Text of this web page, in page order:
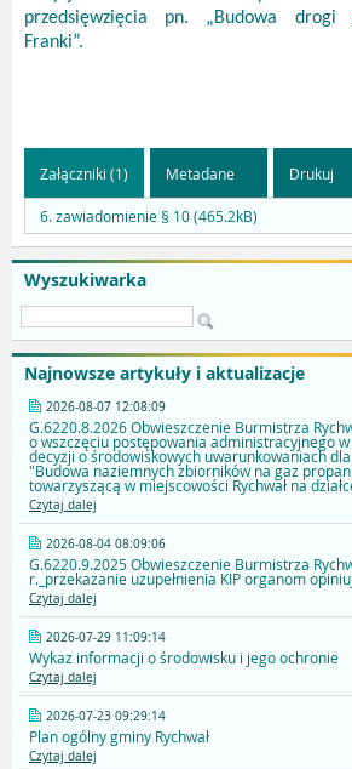
Wyszukiwarka
Najnowsze artykuły i aktualizacje
2026-08-07 12:08:09
G.6220.8.2026 Obwieszczenie Burmistrza
o wszczęciu postępowania administracyjnego
decyzji o środowiskowych uwarunkowaniach
"Budowa naziemnych zbiorników na gaz
towarzyszącą w miejscowości Rychwał na
Czytaj dalej
2026-08-04 08:09:06
G.6220.9.2025 Obwieszczenie Burmistrza
r._przekazanie uzupełnienia KIP organom
Czytaj dalej
2026-07-29 11:09:14
Wykaz informacji o środowisku i jego ochronie
Czytaj dalej
2026-07-23 09:29:14
Plan ogólny gminy Rychwał
Czytaj dalej
przedsięwzięcia pn. „Budowa
Franki”.
Załączniki (1) Metadane Drukuj
6. zawiadomienie § 10 (465.2kB)